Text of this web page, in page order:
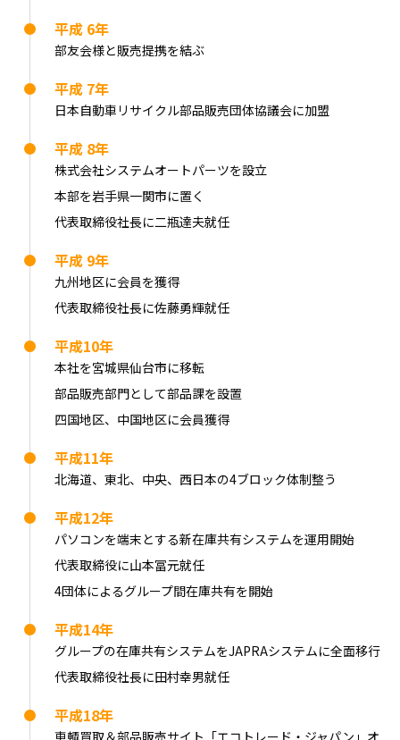
平成 6年
部友会様と販売提携を結ぶ
平成 7年
日本自動車リサイクル部品販売団体協議会に加盟
平成 8年
株式会社システムオートパーツを設立
本部を岩手県一関市に置く
代表取締役社長に二瓶達夫就任
平成 9年
九州地区に会員を獲得
代表取締役社長に佐藤勇輝就任
平成10年
本社を宮城県仙台市に移転
部品販売部門として部品課を設置
四国地区、中国地区に会員獲得
平成11年
北海道、東北、中央、西日本の4ブロック体制整う
平成12年
パソコンを端末とする新在庫共有システムを運用開始
代表取締役に山本冨元就任
4団体によるグループ間在庫共有を開始
平成14年
グループの在庫共有システムをJAPRAシステムに全面移行
代表取締役社長に田村幸男就任
平成18年
車輌買取＆部品販売サイト「エコトレード・ジャパン」オ